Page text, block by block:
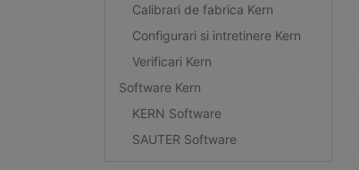
Calibrari de fabrica Kern
Configurari si intretinere Kern
Verificari Kern
Software Kern
KERN Software
SAUTER Software